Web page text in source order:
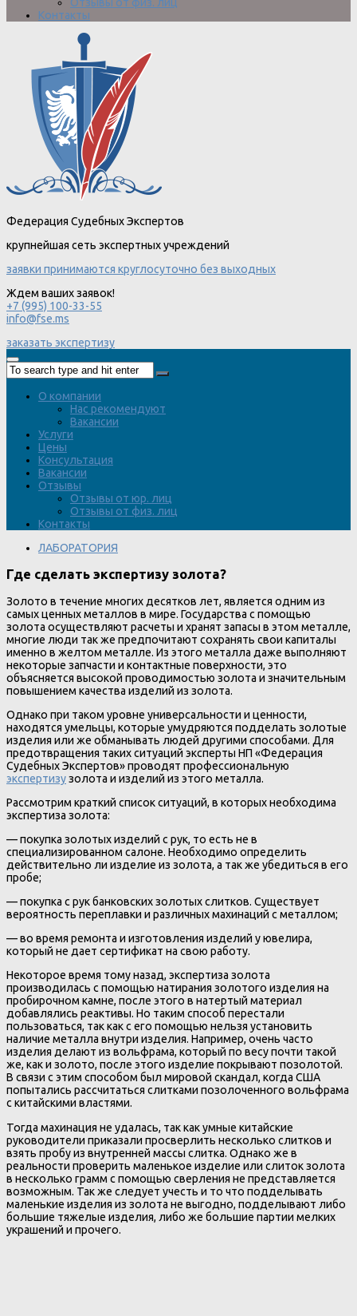
Отзывы от физ. лиц
Контакты
Федерация Судебных Экспертов
крупнейшая сеть экспертных учреждений
заявки принимаются круглосуточно без выходных
Ждем ваших заявок!
+7 (995) 100-33-55
info@fse.ms
заказать экспертизу
О компании
Нас рекомендуют
Вакансии
Услуги
Цены
Консультация
Вакансии
Отзывы
Отзывы от юр. лиц
Отзывы от физ. лиц
Контакты
ЛАБОРАТОРИЯ
Где сделать экспертизу золота?
Золото в течение многих десятков лет, является одним из
самых ценных металлов в мире. Государства с помощью
золота осуществляют расчеты и хранят запасы в этом металле,
многие люди так же предпочитают сохранять свои капиталы
именно в желтом металле. Из этого металла даже выполняют
некоторые запчасти и контактные поверхности, это
объясняется высокой проводимостью золота и значительным
повышением качества изделий из золота.
Однако при таком уровне универсальности и ценности,
находятся умельцы, которые умудряются подделать золотые
изделия или же обманывать людей другими способами. Для
предотвращения таких ситуаций эксперты НП «Федерация
Судебных Экспертов» проводят профессиональную
экспертизузолота и изделий из этого металла.
Рассмотрим краткий список ситуаций, в которых необходима
экспертиза золота:
— покупка золотых изделий с рук, то есть не в
специализированном салоне. Необходимо определить
действительно ли изделие из золота, а так же убедиться в его
пробе;
— покупка с рук банковских золотых слитков. Существует
вероятность переплавки и различных махинаций с металлом;
— во время ремонта и изготовления изделий у ювелира,
который не дает сертификат на свою работу.
Некоторое время тому назад, экспертиза золота
производилась с помощью натирания золотого изделия на
пробирочном камне, после этого в натертый материал
добавлялись реактивы. Но таким способ перестали
пользоваться, так как с его помощью нельзя установить
наличие металла внутри изделия. Например, очень часто
изделия делают из вольфрама, который по весу почти такой
же, как и золото, после этого изделие покрывают позолотой.
В связи с этим способом был мировой скандал, когда США
попытались рассчитаться слитками позолоченного вольфрама
с китайскими властями.
Тогда махинация не удалась, так как умные китайские
руководители приказали просверлить несколько слитков и
взять пробу из внутренней массы слитка. Однако же в
реальности проверить маленькое изделие или слиток золота
в несколько грамм с помощью сверления не представляется
возможным. Так же следует учесть и то что подделывать
маленькие изделия из золота не выгодно, подделывают либо
большие тяжелые изделия, либо же большие партии мелких
украшений и прочего.